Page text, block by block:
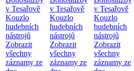
v Tesařově
Kouzlo
hudebních
nástrojů
Zobrazit
všechny
záznamy ze
v Tesařově
Kouzlo
hudebních
nástrojů
Zobrazit
všechny
záznamy ze
v Tesařově
Kouzlo
hudebních
nástrojů
Zobrazit
všechny
záznamy ze